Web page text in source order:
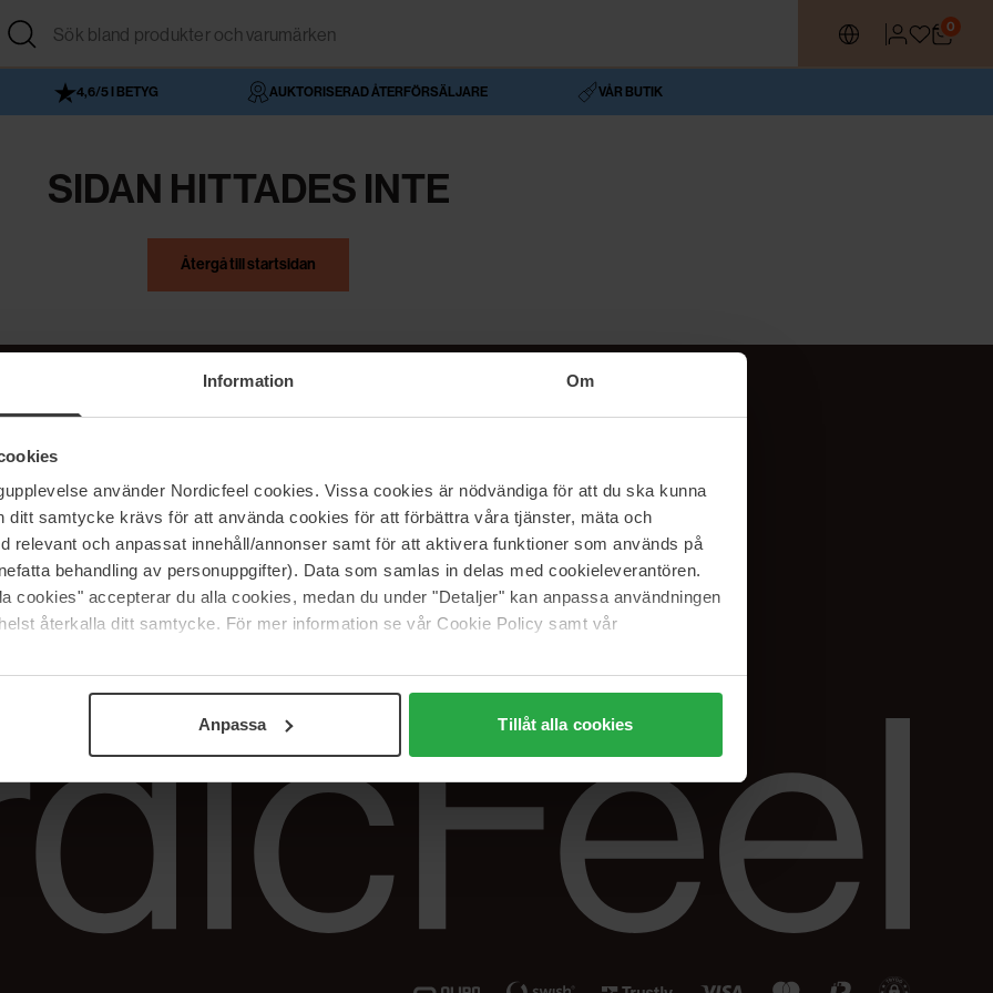
Information Om
använder Nordicfeel cookies. Vissa cookies är nödvändiga för att du ska kunna
ditt samtycke krävs för att använda cookies för att förbättra våra tjänster, mäta och
relevant och anpassat innehåll/annonser samt för att aktivera funktioner som används på
behandling av personuppgifter). Data som samlas in delas med cookieleverantören.
cookies" accepterar du alla cookies, medan du under "Detaljer" kan anpassa användningen
återkalla ditt samtycke. För mer information se vår Cookie Policy samt vår
Anpassa Tillåt alla cookies
0
4,6/5 I BETYG AUKTORISERAD ÅTERFÖRSÄLJARE VÅR BUTIK
SIDAN HITTADES INTE
Återgå till startsidan
NordicFeel
Vår butik
Våra varumärken
Jobba hos oss
Samarbeta med oss
The Beauty Edit
Hjälp
FAQ
Spåra min beställning
Returer &
reklamationer
Följ oss
Facebook
Instagram
Linkedin